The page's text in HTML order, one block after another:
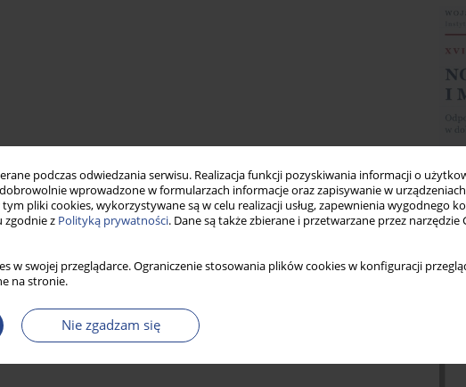
podczas odwiedzania serwisu. Realizacja funkcji pozyskiwania informacji o
wprowadzone w formularzach informacje oraz zapisywanie w
tym pliki cookies, wykorzystywane są w celu realizacji usług, zapewnienia wygodnego
zgodnie z Polityką prywatności. Dane są także zbierane i przetwarzane przez narzędzie
w swojej przeglądarce. Ograniczenie stosowania plików cookies w konfiguracji
na stronie.
Nie zgadzam się